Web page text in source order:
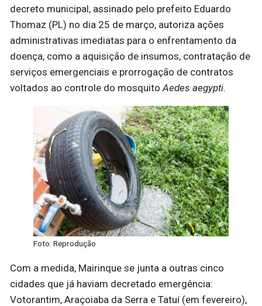
decreto municipal, assinado pelo prefeito Eduardo
Thomaz (PL) no dia 25 de março, autoriza ações
administrativas imediatas para o enfrentamento da
doença, como a aquisição de insumos, contratação de
serviços emergenciais e prorrogação de contratos
voltados ao controle do mosquitoAedes aegypti.
Foto: Reprodução
Com a medida, Mairinque se junta a outras cinco
cidades que já haviam decretado emergência:
Votorantim, Araçoiaba da Serra e Tatuí (em fevereiro),